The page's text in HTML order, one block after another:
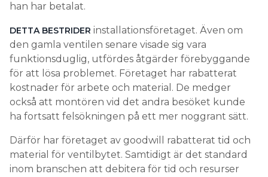
han har betalat.
DETTA BESTRIDER installationsföretaget. Även om
den gamla ventilen senare visade sig vara
funktionsduglig, utfördes åtgärder förebyggande
för att lösa problemet. Företaget har rabatterat
kostnader för arbete och material. De medger
också att montören vid det andra besöket kunde
ha fortsatt felsökningen på ett mer noggrant sätt.
Därför har företaget av goodwill rabatterat tid och
material för ventilbytet. Samtidigt är det standard
inom branschen att debitera för tid och resurser